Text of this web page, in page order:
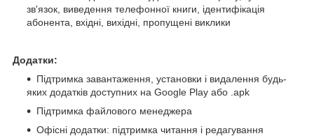
зв'язок, виведення телефонної книги, ідентифікація
абонента, вхідні, вихідні, пропущені виклики
Додатки:
Підтримка завантаження, установки і видалення будь-
яких додатків доступних на Google Play або .apk
Підтримка файлового менеджера
Офісні додатки: підтримка читання і редагування